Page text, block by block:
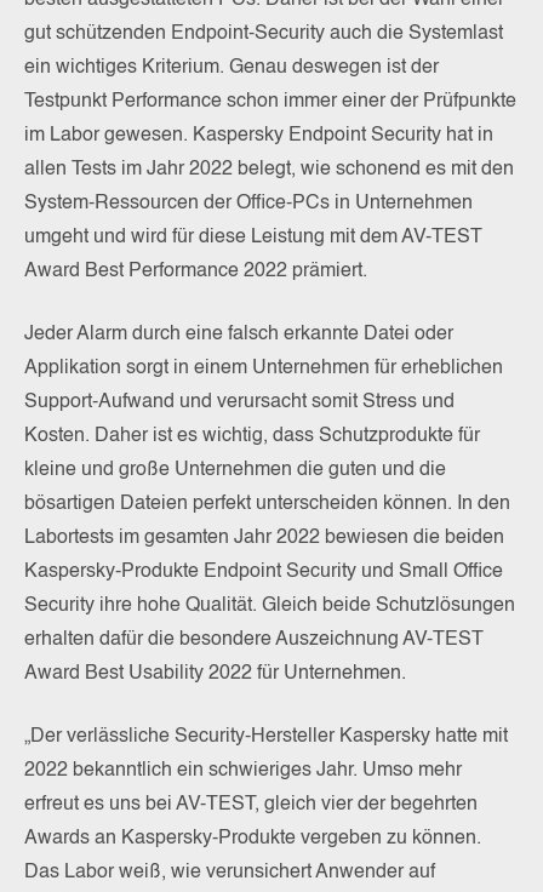
gut schützenden Endpoint-Security auch die Systemlast
ein wichtiges Kriterium. Genau deswegen ist der
Testpunkt Performance schon immer einer der Prüfpunkte
im Labor gewesen. Kaspersky Endpoint Security hat in
allen Tests im Jahr 2022 belegt, wie schonend es mit den
System-Ressourcen der Office-PCs in Unternehmen
umgeht und wird für diese Leistung mit dem AV-TEST
Award Best Performance 2022 prämiert.
Jeder Alarm durch eine falsch erkannte Datei oder
Applikation sorgt in einem Unternehmen für erheblichen
Support-Aufwand und verursacht somit Stress und
Kosten. Daher ist es wichtig, dass Schutzprodukte für
kleine und große Unternehmen die guten und die
bösartigen Dateien perfekt unterscheiden können. In den
Labortests im gesamten Jahr 2022 bewiesen die beiden
Kaspersky-Produkte Endpoint Security und Small Office
Security ihre hohe Qualität. Gleich beide Schutzlösungen
erhalten dafür die besondere Auszeichnung AV-TEST
Award Best Usability 2022 für Unternehmen.
„Der verlässliche Security-Hersteller Kaspersky hatte mit
2022 bekanntlich ein schwieriges Jahr. Umso mehr
erfreut es uns bei AV-TEST, gleich vier der begehrten
Awards an Kaspersky-Produkte vergeben zu können.
Das Labor weiß, wie verunsichert Anwender auf